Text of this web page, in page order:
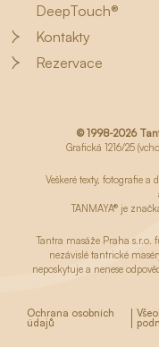
DeepTouch®
Kontakty
Rezervace
© 1998-2026
Grafická 1216/25
Veškeré texty, fotografie
TANMAYA® je
Tantra masáže Praha
nezávislé tantrické
neposkytuje a nenese
Ochrana osobních
údajů